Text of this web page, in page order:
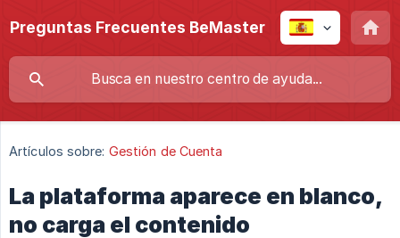
Preguntas Frecuentes BeMaster
Artículos sobre: Gestión de Cuenta
La plataforma aparece en blanco,
no carga el contenido